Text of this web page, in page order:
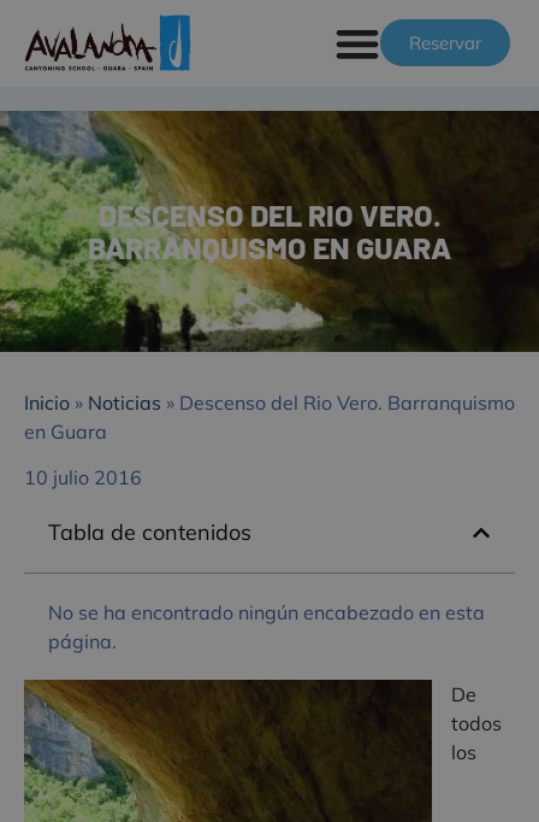
Reservar
DESCENSO DEL RIO VERO.
BARRANQUISMO EN GUARA
Inicio » Noticias » Descenso del Rio Vero. Barranquismo
en Guara
10 julio 2016
Tabla de contenidos
No se ha encontrado ningún encabezado en esta
página.
De
todos
los